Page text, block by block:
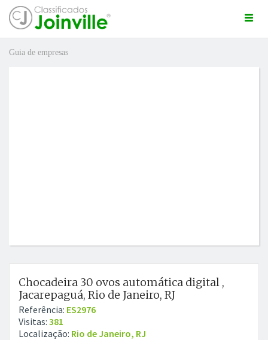
Guia de empresas
Chocadeira 30 ovos automática digital ,
Jacarepaguá, Rio de Janeiro, RJ
Referência: ES2976
Visitas: 381
Localização: Rio de Janeiro, RJ
GRÁTIS